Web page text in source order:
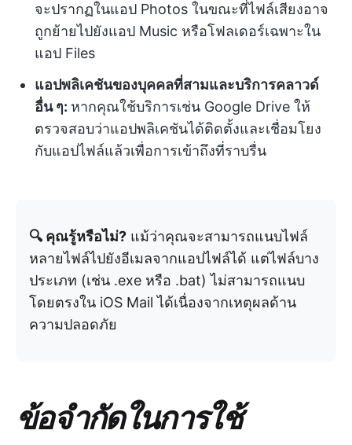
จะปรากฏในแอป Photos ในขณะที่ไฟล์เสียงอาจ
ถูกย้ายไปยังแอป Music หรือโฟลเดอร์เฉพาะใน
แอป Files
แอปพลิเคชันของบุคคลที่สามและบริการคลาวด์
อื่น ๆ: หากคุณใช้บริการเช่น Google Drive ให้
ตรวจสอบว่าแอปพลิเคชันได้ติดตั้งและเชื่อมโยง
กับแอปไฟล์แล้วเพื่อการเข้าถึงที่ราบรื่น
🔍 คุณรู้หรือไม่? แม้ว่าคุณจะสามารถแนบไฟล์
หลายไฟล์ไปยังอีเมลจากแอปไฟล์ได้ แต่ไฟล์บาง
ประเภท (เช่น .exe หรือ .bat) ไม่สามารถแนบ
โดยตรงใน iOS Mail ได้เนื่องจากเหตุผลด้าน
ความปลอดภัย
ข้อจำกัดในการใช้